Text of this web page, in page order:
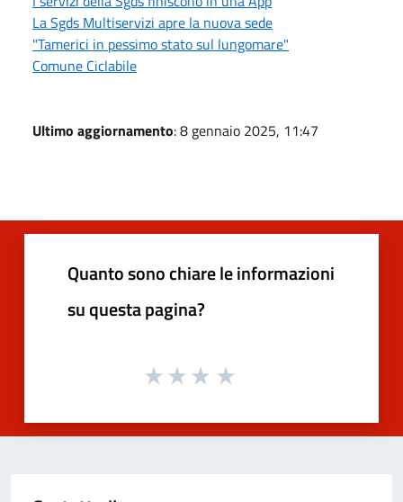
La Sgds Multiservizi apre la nuova sede
"Tamerici in pessimo stato sul lungomare"
Comune Ciclabile
Ultimo aggiornamento: 8 gennaio 2025, 11:47
Quanto sono chiare le informazioni
su questa pagina?